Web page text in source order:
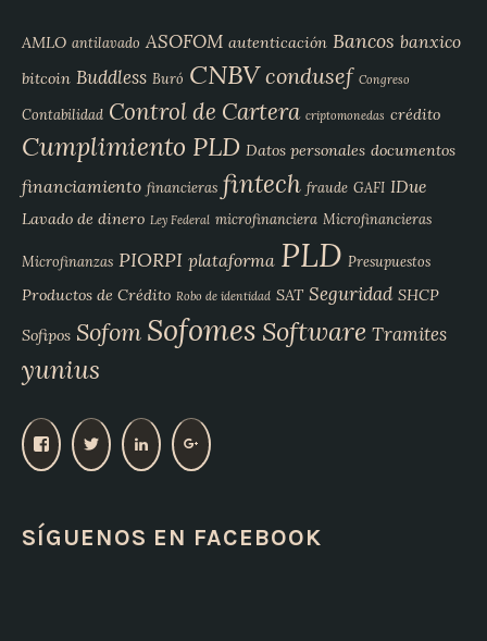
AMLO antilavado ASOFOM autenticación Bancos banxico
bitcoin Buddless Buró CNBVcondusef Congreso
Contabilidad Control de Cartera criptomonedas crédito
Cumplimiento PLD Datos personales documentos
financiamiento financieras fintech fraude GAFI IDue
Lavado de dinero Ley Federal microfinanciera Microfinancieras
Microfinanzas PIORPI plataforma PLD Presupuestos
Productos de Crédito Robo de identidad SAT Seguridad SHCP
Sofipos Sofom Sofomes Software Tramites
yunius
V
p
e
V
e
V
e
V
SÍGUENOS EN FACEBOOK